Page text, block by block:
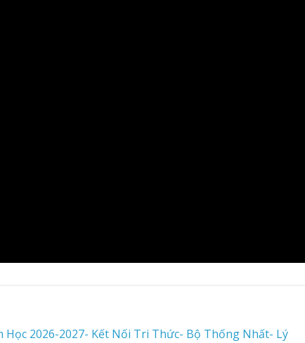
Học 2026-2027- Kết Nối Tri Thức- Bộ Thống Nhất- Lý